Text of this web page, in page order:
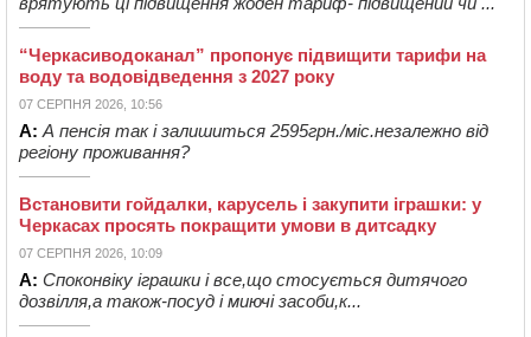
“Черкасиводоканал” пропонує підвищити тарифи на
воду та водовідведення з 2027 року
07 СЕРПНЯ 2026, 10:56
А: А пенсія так і залишиться 2595грн./міс.незалежно від
регіону проживання?
Встановити гойдалки, карусель і закупити іграшки: у
Черкасах просять покращити умови в дитсадку
07 СЕРПНЯ 2026, 10:09
А: Споконвіку іграшки і все,що стосується дитячого
дозвілля,а також-посуд і миючі засоби,к...